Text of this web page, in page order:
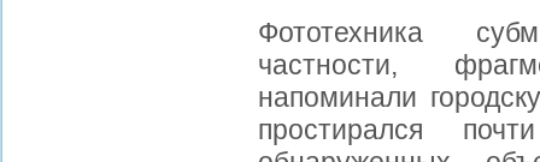
Фототехника
частности,
напоминали
простирался